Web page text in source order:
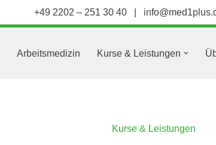
+49 2202 – 251 30 40
Arbeitsmedizin Kurse & Leistungen
Kurse & Leistungen